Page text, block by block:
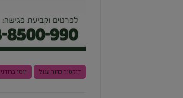
דוקטור כדור עגול יוסי ברודני